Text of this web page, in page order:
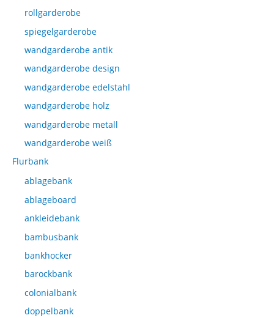
rollgarderobe
spiegelgarderobe
wandgarderobe antik
wandgarderobe design
wandgarderobe edelstahl
wandgarderobe holz
wandgarderobe metall
wandgarderobe weiß
Flurbank
ablagebank
ablageboard
ankleidebank
bambusbank
bankhocker
barockbank
colonialbank
doppelbank